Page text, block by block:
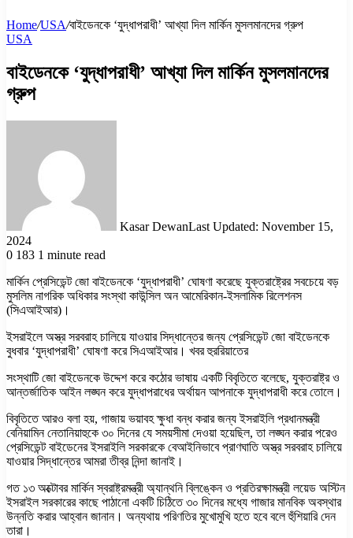
Home/USA/বাইডেনকে ‘যুদ্ধাপরাধী’ আখ্যা দিল মার্কিন মুসলমানদের গ্রুপ
USA
বাইডেনকে ‘যুদ্ধাপরাধী’ আখ্যা দিল মার্কিন মুসলমানদের
গ্রুপ
Kasar DewanLast Updated: November 15,
2024
0 183 1 minute read
মার্কিন প্রেসিডেন্ট জো বাইডেনকে ‘যুদ্ধাপরাধী’ ঘোষণা করেছে যুক্তরাষ্ট্রের সবচেয়ে বড়
মুসলিম নাগরিক অধিকার সংস্থা কাউন্সিল অন আমেরিকান-ইসলামিক রিলেশনস
(সিএআইআর)।
ইসরাইলে অস্ত্র সরবরাহ চালিয়ে যাওয়ার সিদ্ধান্তের জন্য প্রেসিডেন্ট জো বাইডেনকে
বুধবার ‘যুদ্ধাপরাধী’ ঘোষণা করে সিএআইআর। খবর হুররিয়াতের
সংস্থাটি জো বাইডেনকে উদ্দেশ করে কঠোর ভাষায় একটি বিবৃতিতে বলেছে, যুক্তরাষ্ট্র ও
আন্তর্জাতিক আইন লঙ্ঘন করে যুদ্ধাপরাধের অর্থায়ন আপনাকে যুদ্ধাপরাধী করে তোলে।
বিবৃতিতে আরও বলা হয়, গাজায় ভয়াবহ ক্ষুধা বন্ধ করার জন্য ইসরাইলি প্রধানমন্ত্রী
বেনিয়ামিন নেতানিয়াহুকে ৩০ দিনের যে সময়সীমা দেওয়া হয়েছিল, তা লঙ্ঘন করার পরেও
প্রেসিডেন্ট বাইডেনের ইসরাইলি সরকারকে বেআইনিভাবে প্রাণঘাতি অস্ত্র সরবরাহ চালিয়ে
যাওয়ার সিদ্ধান্তের আমরা তীব্র নিন্দা জানাই।
গত ১৩ অক্টোবর মার্কিন স্বরাষ্ট্রমন্ত্রী অ্যান্থনি ব্লিঙ্কেন ও প্রতিরক্ষামন্ত্রী লয়েড অস্টিন
ইসরাইল সরকারের কাছে পাঠানো একটি চিঠিতে ৩০ দিনের মধ্যে গাজার মানবিক অবস্থার
উন্নতি করার আহ্বান জানান। অন্যথায় পরিণতির মুখোমুখি হতে হবে বলে হুঁশিয়ারি দেন
তারা।